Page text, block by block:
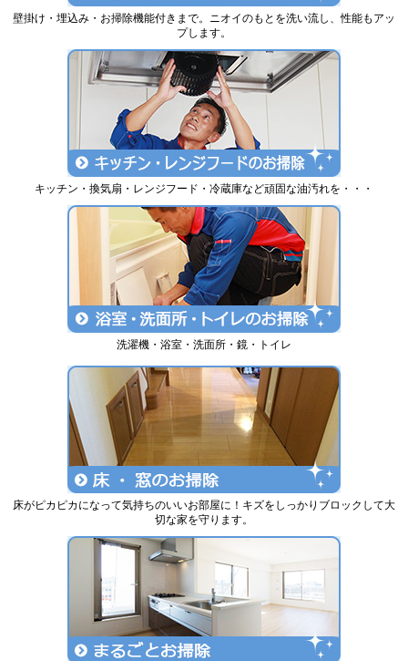
壁掛け・埋込み・お掃除機能付きまで。ニオイのもとを洗い流し、性能もアッ
プします。
キッチン・換気扇・レンジフード・冷蔵庫など頑固な油汚れを・・・
洗濯機・浴室・洗面所・鏡・トイレ
床がピカピカになって気持ちのいいお部屋に！キズをしっかりブロックして大
切な家を守ります。